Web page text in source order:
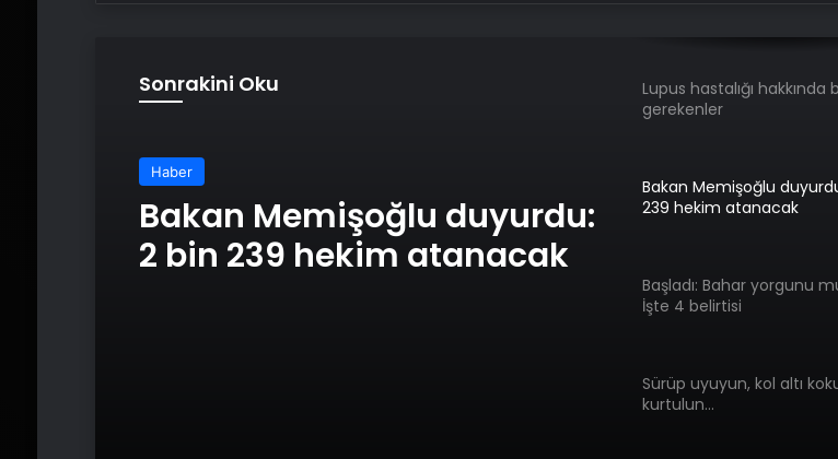
Sonrakini Oku
Haber
Bakan Memişoğlu duyurdu:
2 bin 239 hekim atanacak
Lupus hastalığı hakkında
gerekenler
Bakan Memişoğlu
239 hekim atanacak
Başladı: Bahar yorgunu
İşte 4 belirtisi
Sürüp uyuyun, kol altı
kurtulun…